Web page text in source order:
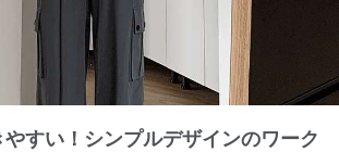
すい！シンプルデザインのワーク